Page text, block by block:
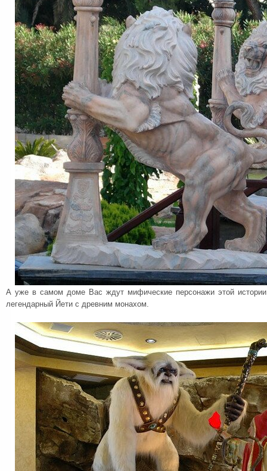
А уже в самом доме Вас ждут мифические персонажи этой
легендарный Йети с древним монахом.